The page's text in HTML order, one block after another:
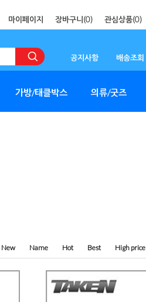
마이페이지 장바구니(0) 관심상품(0)
공지사항 배송조회
가방/태클박스 의류/굿즈
New Name Hot Best High price